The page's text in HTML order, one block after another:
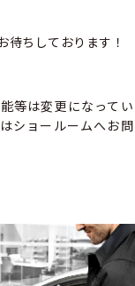
待ちしております！
等は変更になって
ショールームへお